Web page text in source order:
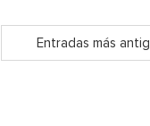
Entradas más